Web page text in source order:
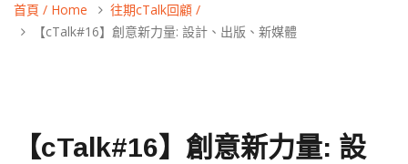
首頁 / Home
往期cTalk回顧 /
【cTalk#16】創意新力量: 設計、出版、新媒體
【cTalk#16】創意新力量: 設